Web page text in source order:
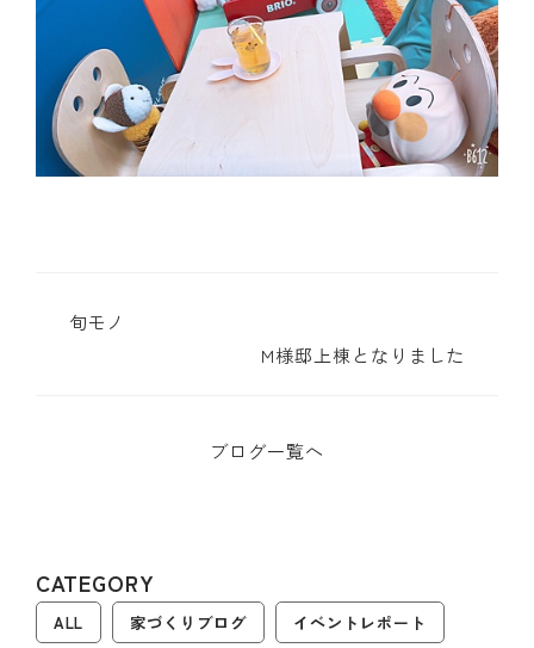
旬モノ
ブログ一覧へ
M様邸上棟となりました
CATEGORY
ALL 家づくりブログ イベントレポート